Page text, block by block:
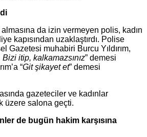
da izin vermeyen polis, kadın
kapısından uzaklaştırdı. Polise
Gazetesi muhabiri Burcu Yıldırım,
itip, kalkamazsınız” demesi
“Git şikayet et” demesi
gazeteciler ve kadınlar
üzere salona geçti.
de bugün hakim karşısına